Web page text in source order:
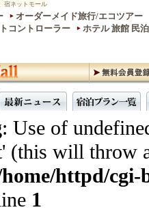
ネットモール
オーダーメイド旅行/エコツアー
コントローラー
ホテル 旅館 民
: Use of
(this will throw
httpd/cgi-
1